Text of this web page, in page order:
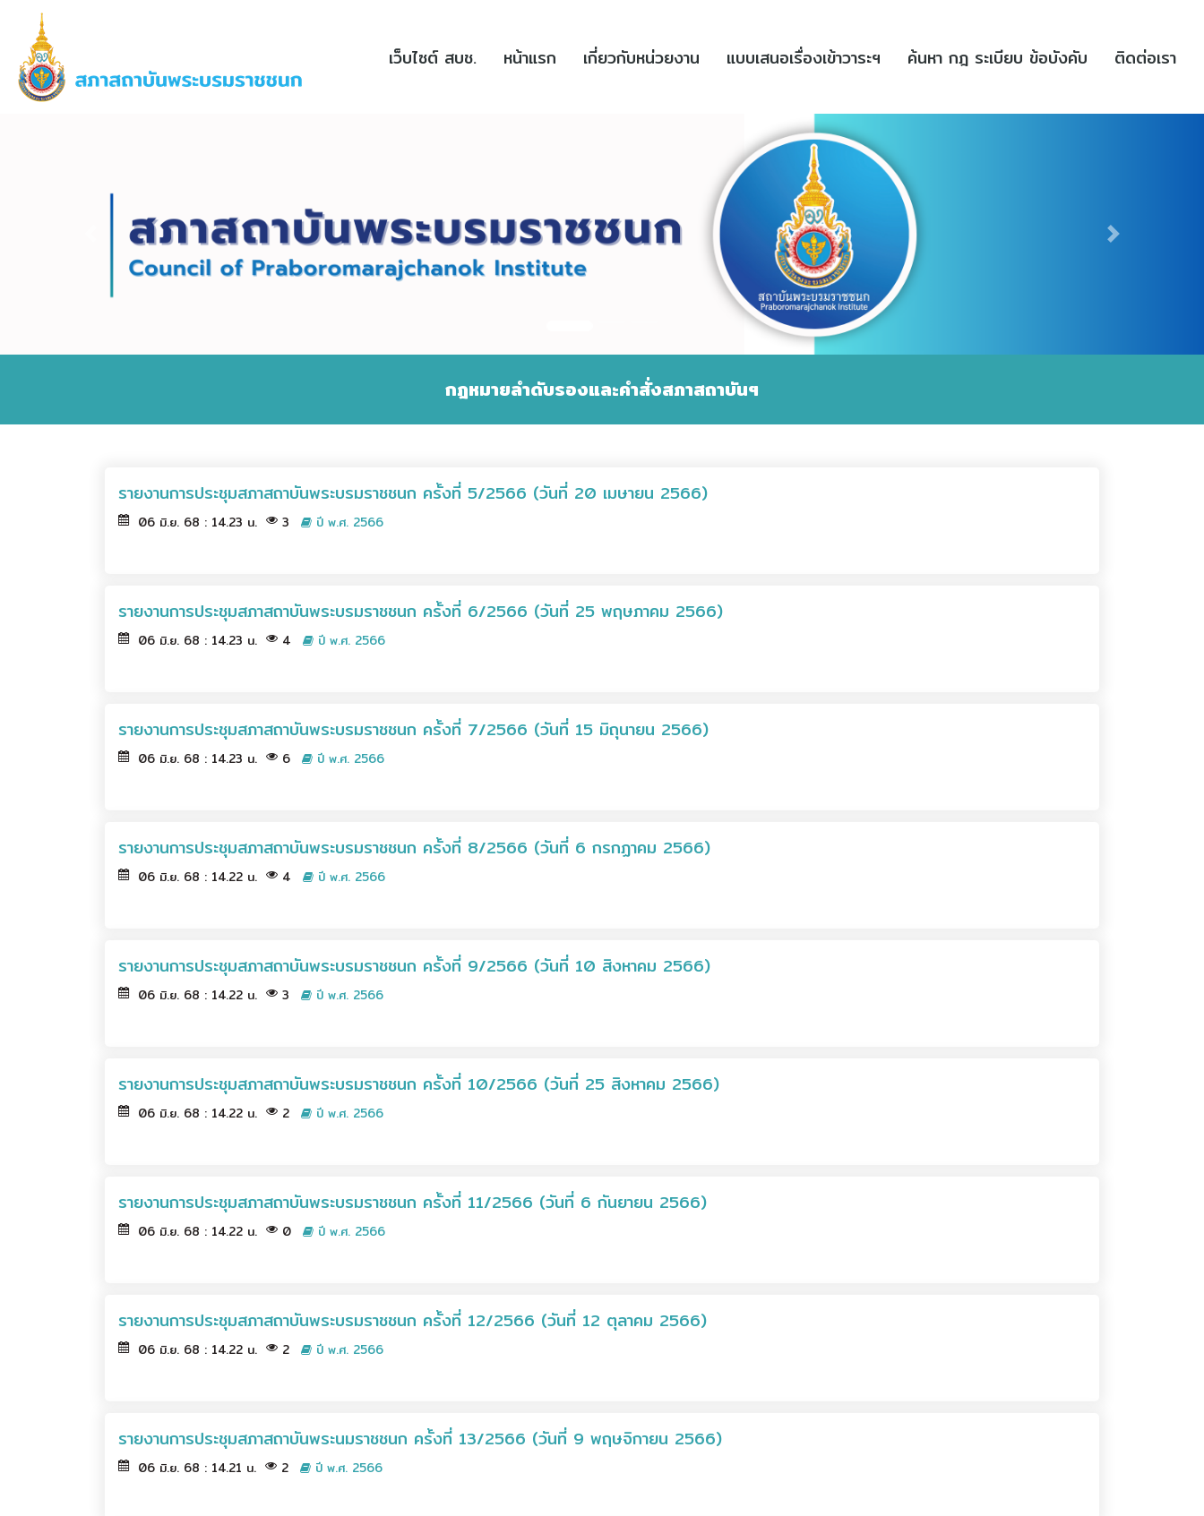
เว็บไซต์ สบช.(current)
หน้าแรก (current)
เกี่ยวกับหน่วยงาน แบบเสนอเรื่องเข้าวาระฯ (current)
ค้นหา กฎ ระเบียบ ข้อบังคับ (current)
ติดต่อเรา
Previous Next
กฎหมายลำดับรองและคำสั่งสภาสถาบันฯ
รายงานการประชุมสภาสถาบันพระบรมราชชนก ครั้งที่ 5/2566 (วันที่ 20 เมษายน 2566)
06 มิ.ย. 68 : 14.23 น. 3 ปี พ.ศ. 2566
รายงานการประชุมสภาสถาบันพระบรมราชชนก ครั้งที่ 6/2566 (วันที่ 25 พฤษภาคม 2566)
06 มิ.ย. 68 : 14.23 น. 4 ปี พ.ศ. 2566
รายงานการประชุมสภาสถาบันพระบรมราชชนก ครั้งที่ 7/2566 (วันที่ 15 มิถุนายน 2566)
06 มิ.ย. 68 : 14.23 น. 6 ปี พ.ศ. 2566
รายงานการประชุมสภาสถาบันพระบรมราชชนก ครั้งที่ 8/2566 (วันที่ 6 กรกฏาคม 2566)
06 มิ.ย. 68 : 14.22 น. 4 ปี พ.ศ. 2566
รายงานการประชุมสภาสถาบันพระบรมราชชนก ครั้งที่ 9/2566 (วันที่ 10 สิงหาคม 2566)
06 มิ.ย. 68 : 14.22 น. 3 ปี พ.ศ. 2566
รายงานการประชุมสภาสถาบันพระบรมราชชนก ครั้งที่ 10/2566 (วันที่ 25 สิงหาคม 2566)
06 มิ.ย. 68 : 14.22 น. 2 ปี พ.ศ. 2566
รายงานการประชุมสภาสถาบันพระบรมราชชนก ครั้งที่ 11/2566 (วันที่ 6 กันยายน 2566)
06 มิ.ย. 68 : 14.22 น. 0 ปี พ.ศ. 2566
รายงานการประชุมสภาสถาบันพระบรมราชชนก ครั้งที่ 12/2566 (วันที่ 12 ตุลาคม 2566)
06 มิ.ย. 68 : 14.22 น. 2 ปี พ.ศ. 2566
รายงานการประชุมสภาสถาบันพระนมราชชนก ครั้งที่ 13/2566 (วันที่ 9 พฤษจิกายน 2566)
06 มิ.ย. 68 : 14.21 น. 2 ปี พ.ศ. 2566